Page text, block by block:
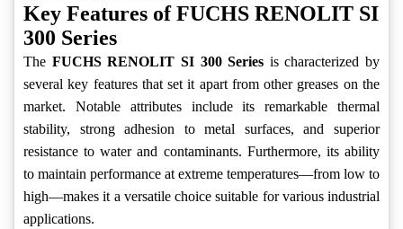
Key Features of FUCHS RENOLIT SI
300 Series
The FUCHS RENOLIT SI 300 Series is characterized by
several key features that set it apart from other greases on the
market. Notable attributes include its remarkable thermal
stability, strong adhesion to metal surfaces, and superior
resistance to water and contaminants. Furthermore, its ability
to maintain performance at extreme temperatures—from low to
high—makes it a versatile choice suitable for various industrial
applications.